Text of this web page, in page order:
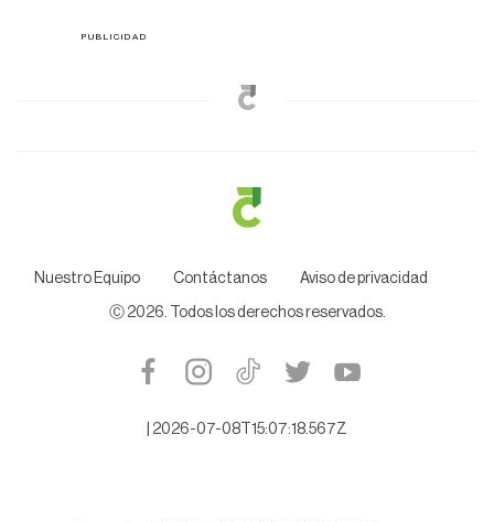
Nuestro Equipo Contáctanos Aviso de privacidad
Ⓒ 2026. Todos los derechos reservados.
2026-07-08T15:07:18.567Z